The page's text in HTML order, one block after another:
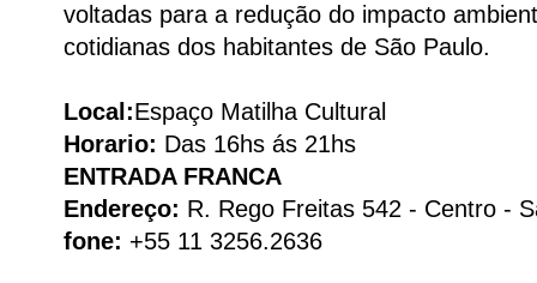
voltadas para a redução do impacto
cotidianas dos habitantes de São Paulo.
Local:Espaço Matilha Cultural
Horario: Das 16hs ás 21hs
ENTRADA FRANCA
Endereço: R. Rego Freitas 542 - Centro -
fone: +55 11 3256.2636